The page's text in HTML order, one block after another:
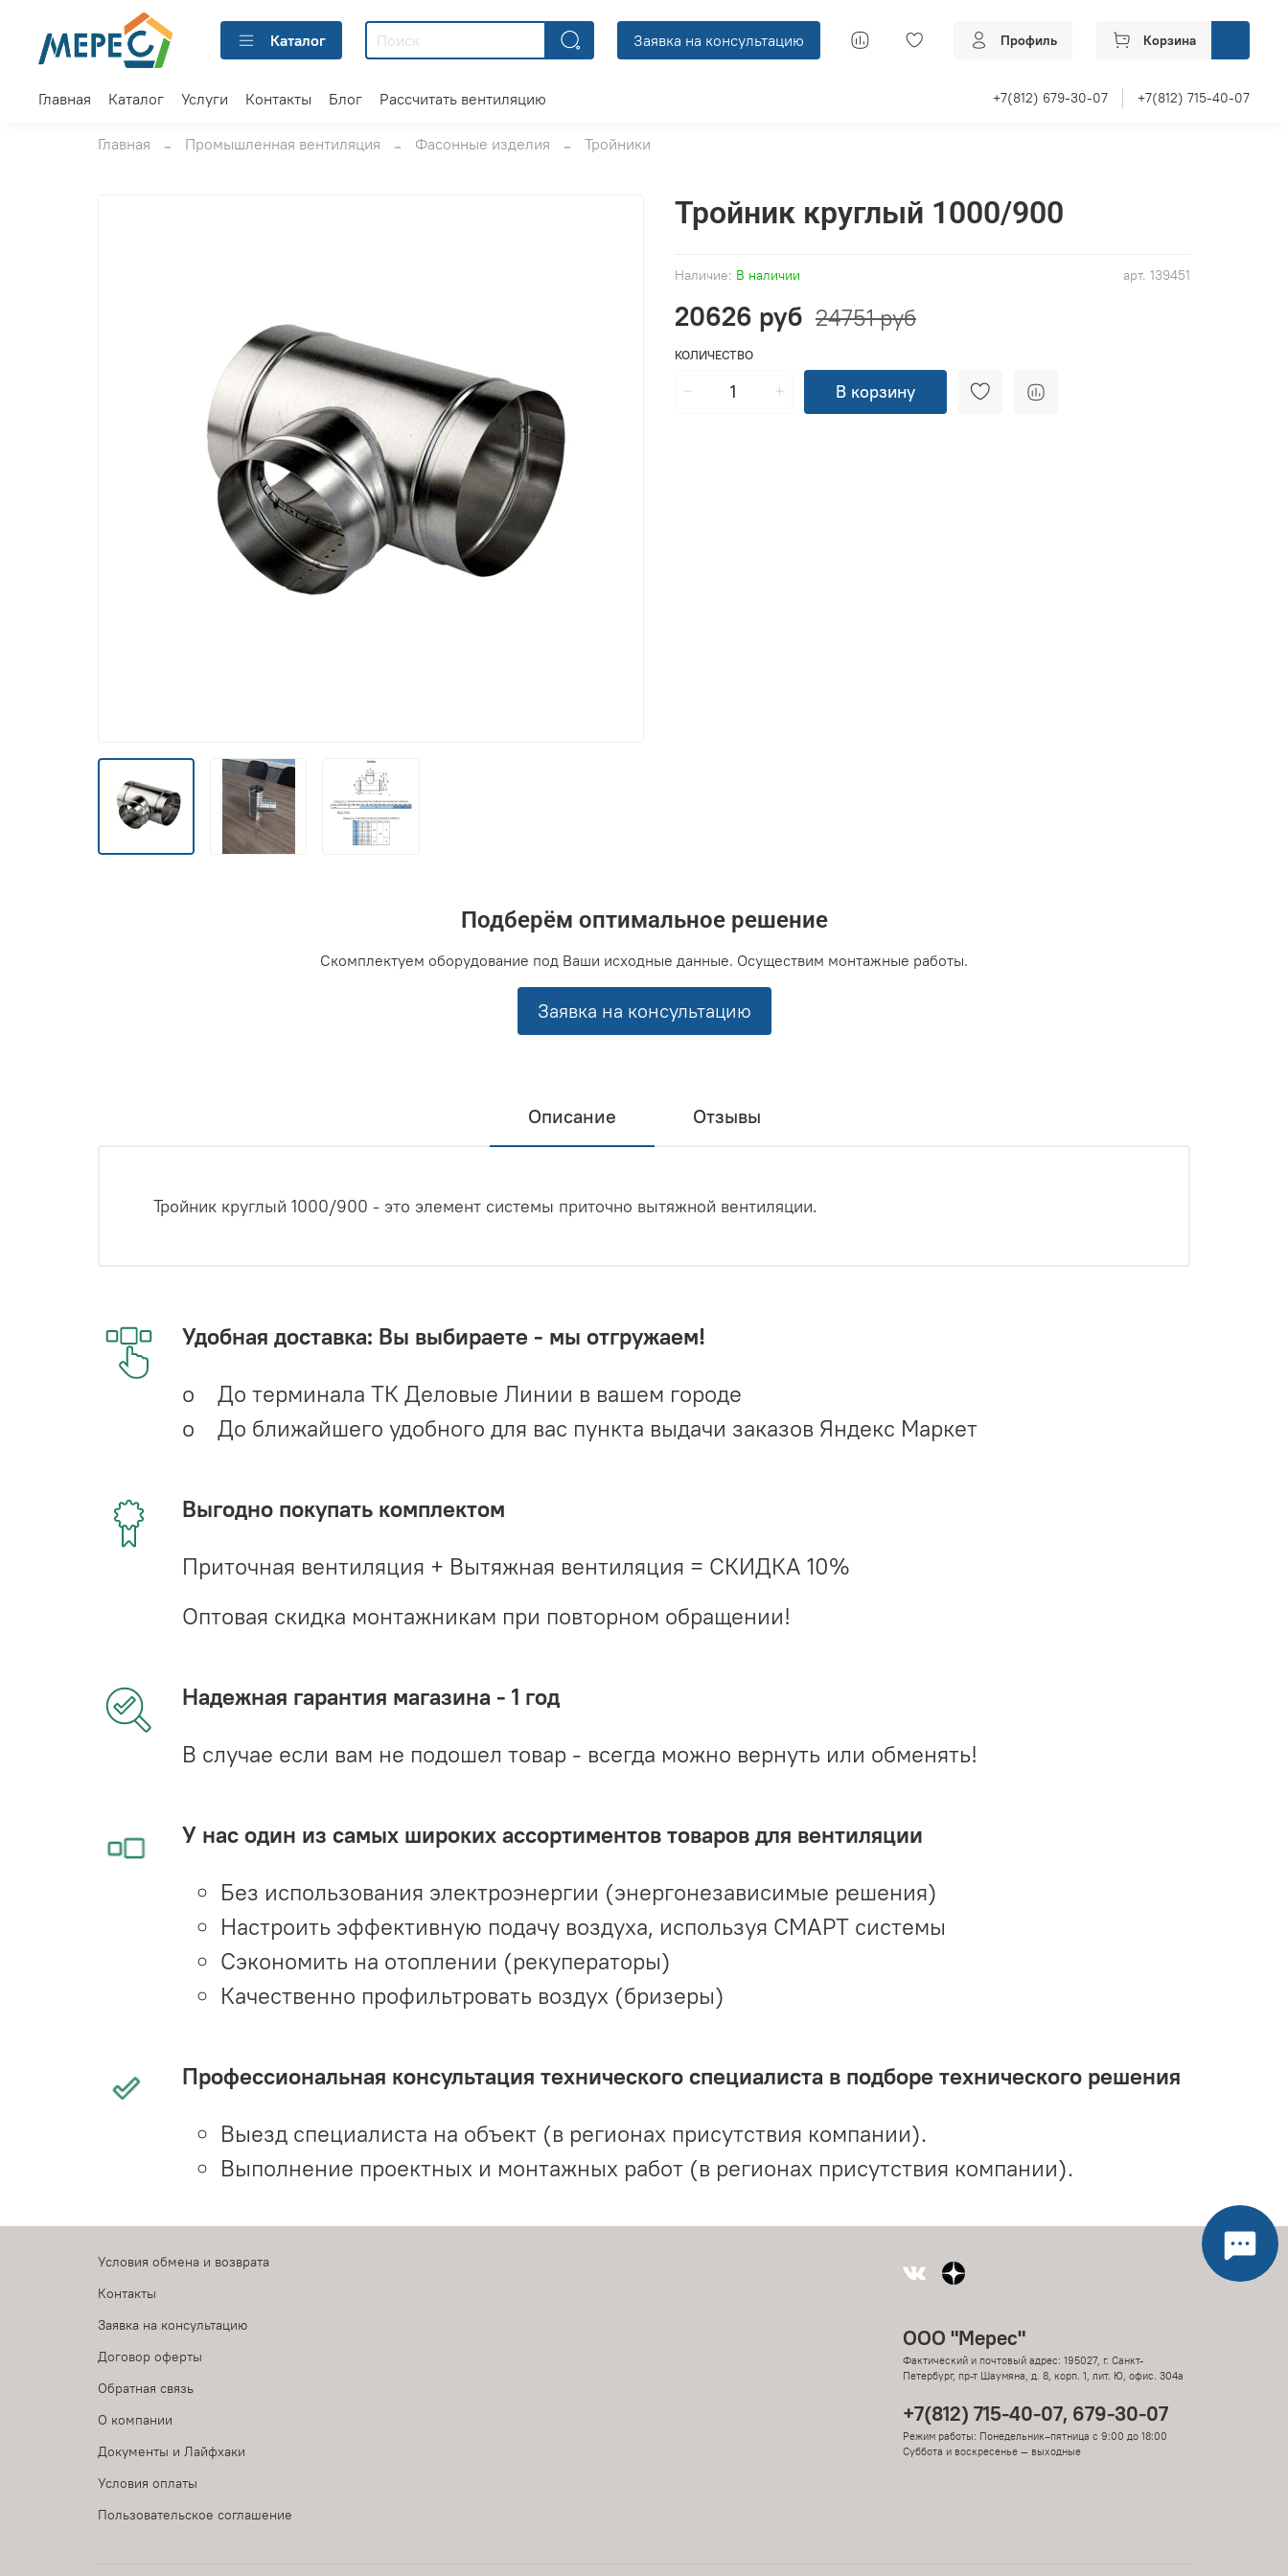
Каталог Заявка на консультацию Профиль Корзина
Главная Каталог Услуги Контакты Блог Рассчитать вентиляцию +7(812) 679-30-07 +7(812) 715-40-07
Главная Промышленная вентиляция Фасонные изделия Тройники
арт. 139451
Наличие: В наличии
Тройник круглый 1000/900
20626 руб 24751 руб
КОЛИЧЕСТВО
В корзину
Подберём оптимальное решение
Скомплектуем оборудование под Ваши исходные данные. Осуществим монтажные работы.
Заявка на консультацию
Описание Отзывы
Тройник круглый 1000/900 - это элемент системы приточно вытяжной вентиляции.
Удобная доставка: Вы выбираете - мы отгружаем!
o До терминала ТК Деловые Линии в вашем городе
o До ближайшего удобного для вас пункта выдачи заказов Яндекс Маркет
Выгодно покупать комплектом
Приточная вентиляция + Вытяжная вентиляция = СКИДКА 10%
Оптовая скидка монтажникам при повторном обращении!
Надежная гарантия магазина - 1 год
В случае если вам не подошел товар - всегда можно вернуть или обменять!
У нас один из самых широких ассортиментов товаров для вентиляции
Без использования электроэнергии (энергонезависимые решения)
Настроить эффективную подачу воздуха, используя СМАРТ системы
Сэкономить на отоплении (рекуператоры)
Качественно профильтровать воздух (бризеры)
Профессиональная консультация технического специалиста в подборе технического решения
Выезд специалиста на объект (в регионах присутствия компании).
Выполнение проектных и монтажных работ (в регионах присутствия компании).
Условия обмена и возврата
Контакты
Заявка на консультацию
Договор оферты
Обратная связь
О компании
Документы и Лайфхаки
Условия оплаты
Пользовательское соглашение
ООО "Мерес"
Фактический и почтовый адрес: 195027, г. Санкт-
Петербург, пр-т Шаумяна, д. 8, корп. 1, лит. Ю, офис. 304а
+7(812) 715-40-07, 679-30-07
Режим работы: Понедельник–пятница с 9:00 до 18:00
Суббота и воскресенье — выходные